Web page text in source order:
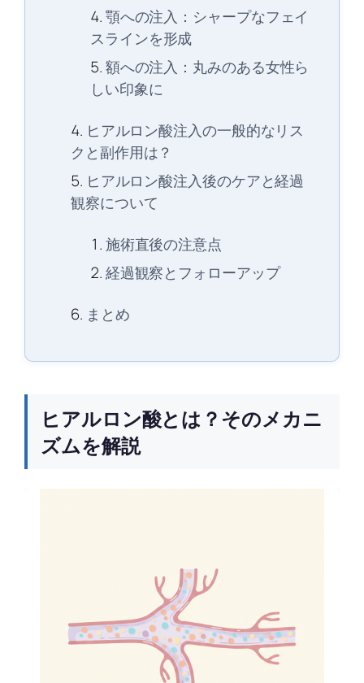
顎への注入：シャープなフェイ
スラインを形成
額への注入：丸みのある女性ら
しい印象に
ヒアルロン酸注入の一般的なリス
クと副作用は？
ヒアルロン酸注入後のケアと経過
観察について
施術直後の注意点
経過観察とフォローアップ
まとめ
ヒアルロン酸とは？そのメカニ
ズムを解説